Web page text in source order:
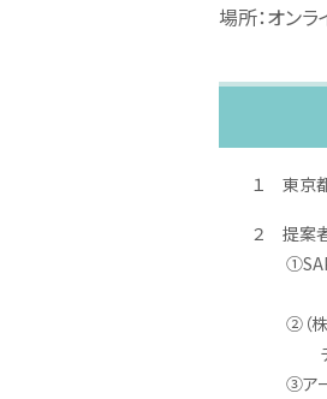
場所：オン
１ 東京
２ 提案
①SAP
バイ
②（株
チーフ
③アール